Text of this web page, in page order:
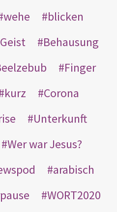
wehe
blicken
Behausung
Finger
kurz
Corona
Unterkunft
Wer war Jesus?
arabisch
WORT2020